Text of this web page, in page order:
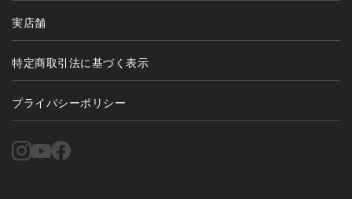
実店舗
特定商取引法に基づく表示
プライバシーポリシー